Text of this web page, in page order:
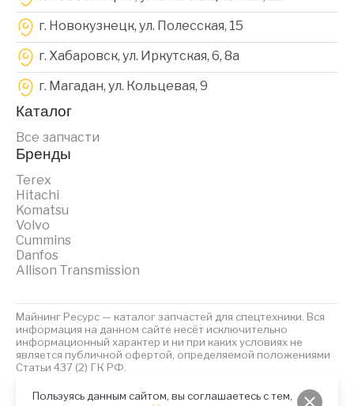
Пользуясь данным сайтом, вы соглашаетесь с тем,
г. Новокузнецк, ул. Полесская, 15
г. Хабаровск, ул. Иркутская, 6, 8a
г. Магадан, ул. Кольцевая, 9
Каталог
Все запчасти
Бренды
Terex
Hitachi
Komatsu
Volvo
Cummins
Danfos
Allison Transmission
Майнинг Ресурс — каталог запчастей для спецтехники. Вся
информация на данном сайте несёт исключительно
информационный характер и ни при каких условиях не
является публичной офертой, определяемой положениями
Статьи 437 (2) ГК РФ.
Политика обработки персональных данныхФайлы Cookies